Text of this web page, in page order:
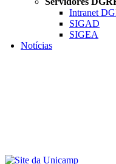
Intranet
SIGAD
SIGEA
Notícias